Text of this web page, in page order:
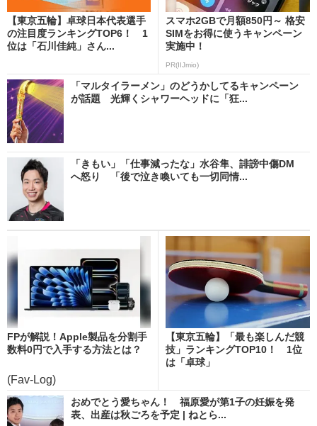
【東京五輪】卓球日本代表選手
の注目度ランキングTOP6！ 1
位は「石川佳純」さん...
スマホ2GBで月額850円～ 格安
SIMをお得に使うキャンペーン
実施中！
PR(IIJmio)
「マルタイラーメン」のどうかしてるキャンペーン
が話題 光輝くシャワーヘッドに「狂...
「きもい」「仕事減ったな」水谷隼、誹謗中傷DM
へ怒り 「後で泣き喚いても一切同情...
FPが解説！Apple製品を分割手
数料0円で入手する方法とは？
(Fav-Log)
【東京五輪】「最も楽しんだ競
技」ランキングTOP10！ 1位
は「卓球」
おめでとう愛ちゃん！ 福原愛が第1子の妊娠を発
表、出産は秋ごろを予定 | ねとら...